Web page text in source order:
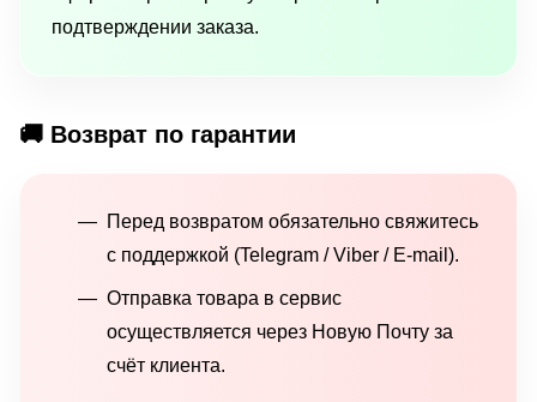
подтверждении заказа.
🚚 Возврат по гарантии
Перед возвратом обязательно свяжитесь
с поддержкой (Telegram / Viber / E-mail).
Отправка товара в сервис
осуществляется через Новую Почту за
счёт клиента.